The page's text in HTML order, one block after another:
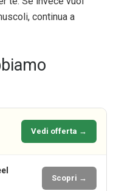
continua a
Vedi offerta →
Scopri →